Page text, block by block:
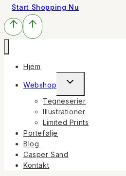
Start Shopping Nu
Hjem
Webshop
Toggle
child
menu
Tegneserier
Illustrationer
Limited Prints
Portefølje
Blog
Casper Sand
Kontakt